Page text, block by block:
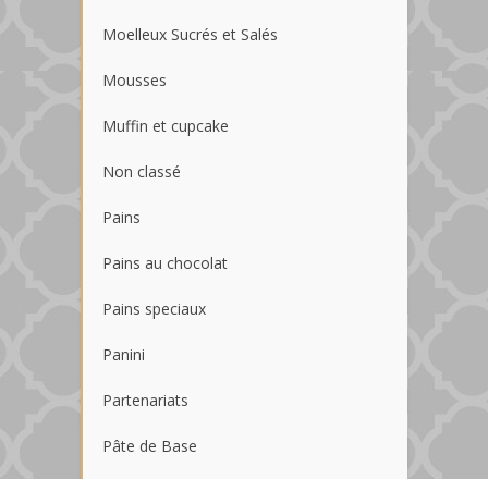
Moelleux Sucrés et Salés
Mousses
Muffin et cupcake
Non classé
Pains
Pains au chocolat
Pains speciaux
Panini
Partenariats
Pâte de Base